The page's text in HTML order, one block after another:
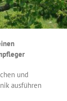
und
ausführen